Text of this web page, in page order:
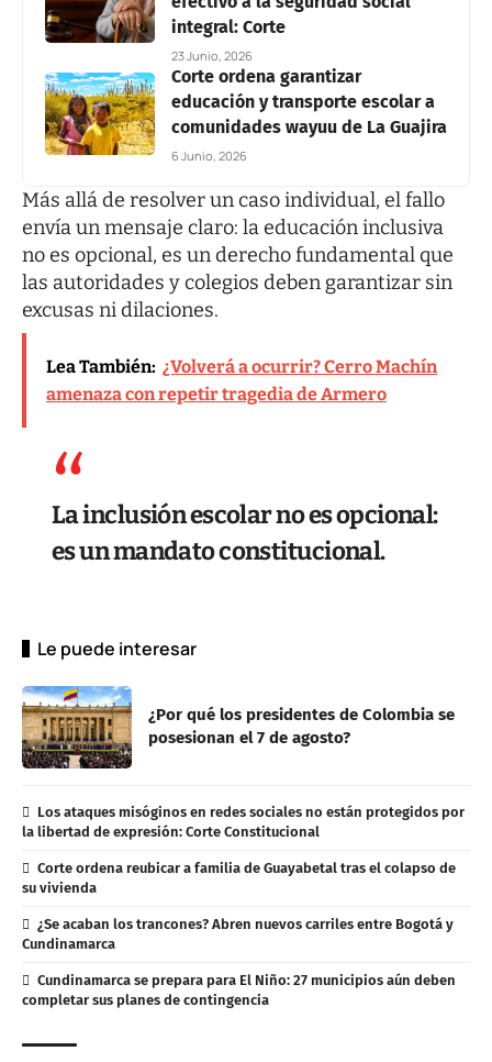
integral: Corte
23 Junio, 2026
Corte ordena garantizar
educación y transporte escolar a
comunidades wayuu de La Guajira
6 Junio, 2026
Más allá de resolver un caso individual, el fallo
envía un mensaje claro: la educación inclusiva
no es opcional, es un derecho fundamental que
las autoridades y colegios deben garantizar sin
excusas ni dilaciones.
Lea También: ¿Volverá a ocurrir? Cerro Machín
amenaza con repetir tragedia de Armero
La inclusión escolar no es opcional:
es un mandato constitucional.
Le puede interesar
¿Por qué los presidentes de Colombia se
posesionan el 7 de agosto?
Los ataques misóginos en redes sociales no están protegidos por
la libertad de expresión: Corte Constitucional
Corte ordena reubicar a familia de Guayabetal tras el colapso de
su vivienda
¿Se acaban los trancones? Abren nuevos carriles entre Bogotá y
Cundinamarca
Cundinamarca se prepara para El Niño: 27 municipios aún deben
completar sus planes de contingencia